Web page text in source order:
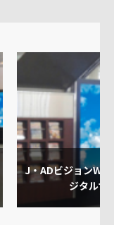
J・ADビジョン
ジタルサ